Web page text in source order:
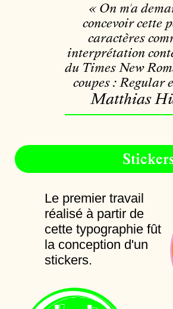
« On m'a
concevoir cette
caractères
interprétation
du Times New
coupes : Regular
Matthias
Le premier travail
réalisé à partir de
cette typographie fût
la conception d'un
stickers.